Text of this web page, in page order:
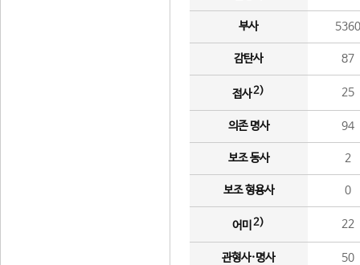
부사 5360
감탄사 87
접사2) 25
의존 명사 94
보조 동사 2
보조 형용사 0
어미 2) 22
관형사·명사 50